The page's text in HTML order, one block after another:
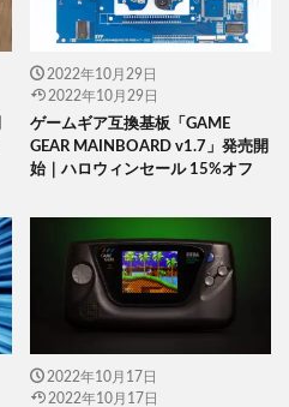
2022年10月29日
2022年10月29日
ゲームギア互換基板「GAME
GEAR MAINBOARD v1.7」発売開
始｜ハロウィンセール 15%オフ
2022年10月17日
2022年10月17日